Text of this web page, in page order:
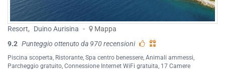
Resort, Duino Aurisina -
Mappa
9.2 Punteggio ottenuto da 970 recensioni
Piscina scoperta, Ristorante, Spa centro benessere, Animali ammessi,
Parcheggio gratuito, Connessione Internet WiFi gratuita, 17 Camere